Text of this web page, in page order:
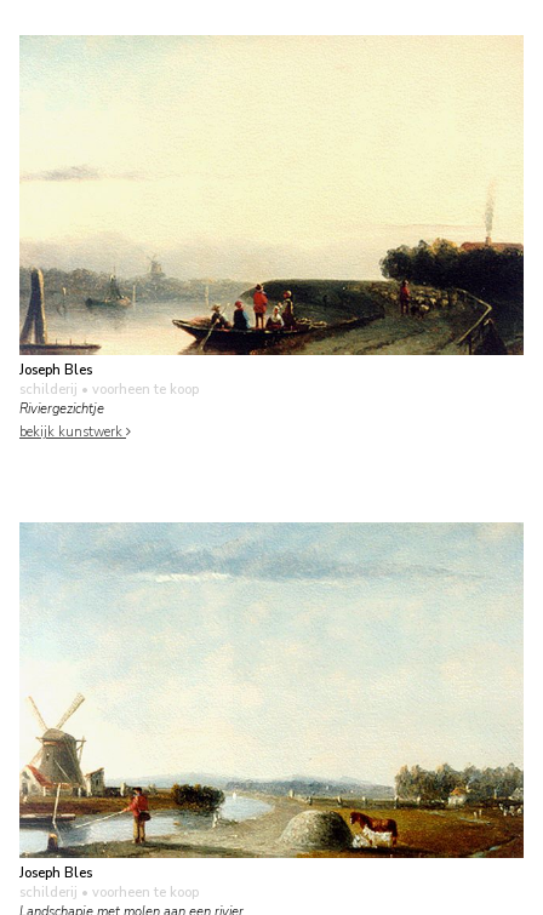
Joseph Bles
schilderij • voorheen te koop
Riviergezichtje
bekijk kunstwerk
Joseph Bles
schilderij • voorheen te koop